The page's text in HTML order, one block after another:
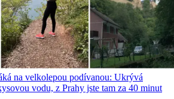
na velkolepou podívanou: Ukrývá
vodu, z Prahy jste tam za 40 minut